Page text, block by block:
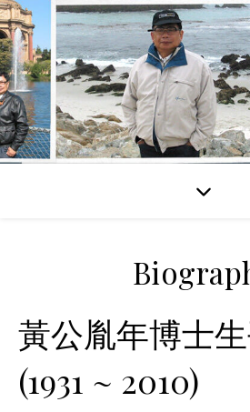
黃公胤年博士
(1931 ~ 2010)